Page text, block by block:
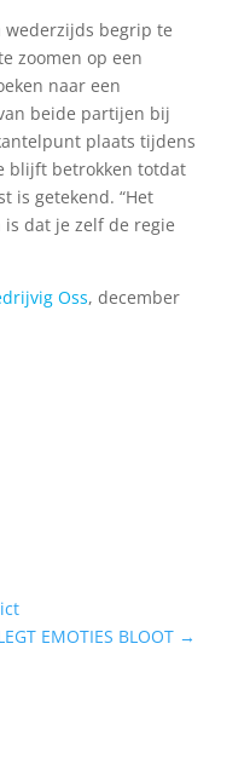
wederzijds begrip te
zoomen op een
naar een
beide partijen bij
plaats tijdens
blijft betrokken totdat
is getekend. “Het
dat je zelf de regie
Oss, december
EMOTIES BLOOT →